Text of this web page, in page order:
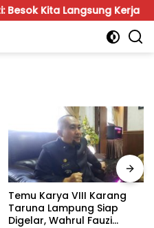
Kita Langsung Kerja
Temu Karya VIII Karang
Taruna Lampung Siap
Digelar, Wahrul Fauzi